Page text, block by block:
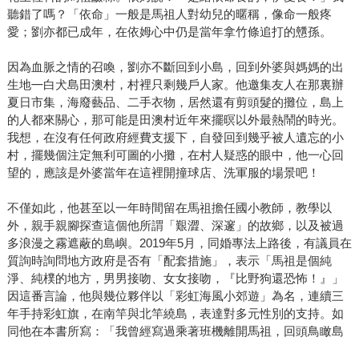
聽錯了嗎？「依命」一般是馬祖人對幼兒的暱稱，像命一般疼
愛；劉亦都已成年，在依姆心中仍是當年拿竹條追打的戇孫。
因為血脈之情的召喚，劉亦不斷回到小島，回到外婆與媽媽的出
生地㇐白犬島田澳村，村裡只剩幾戶人家。他邀集友人在那裏辦
夏日市集，海廢藝品、二手衣物，居然還有剪頭髮的攤位，島上
的人都來關心，那可能是田澳村近年來擺暝以外最熱鬧的時光。
我想，在沒有任何政府經費支援下，自發回到幾乎被人遺忘的小
村，擺幾個注定無利可圖的小攤，在村人疑惑的眼中，他一心回
望的，應該是外婆當年在這裡開撞球店、洗軍服的場景吧！
不僅如此，他甚至以一年時間留在馬祖擔任國小教師，教學以
外，親手親腳探查這個他所謂「艱澀、深邃」的故鄉，以及被過
多浪漫之霧遮蔽的島嶼。2019年5月，同婚專法上路後，有議員在
質詢時詢問地方政府是否有「配套措施」，表示「馬祖是個純
淨、純樸的地方，男男接吻、女女接吻，『比野狗還恐怖！』」
因這番言論，他與幾位夥伴以「彩虹海風小郊遊」為名，連續三
年手持彩虹旗，在南竿與北竿繞島，表達對多元性別的支持。如
同他在本書所寫：「我曾經寫過乘著班機離開馬祖，回頭鳥瞰島